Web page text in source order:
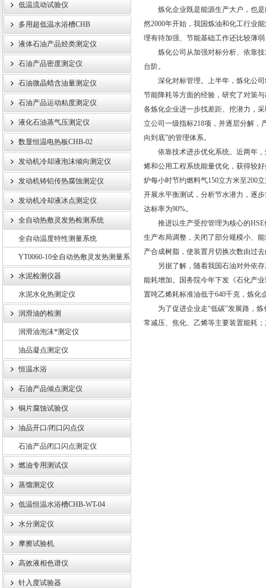
武汉伊特仪器有限公司
炼化企业既是能源生产大户，也是
然2000年开始，我国炼油和化工行业
理有待加强、节能基础工作还比较薄
炼化公司从加强对标分析、依靠技
台阶。
深化对标管理。上半年，炼化公司
节能降耗等方面的经验，研究了对策
各炼化企业进一步找差距、挖潜力，
立公司一级指标218项，并逐层分解，
向到底”的管理体系。
依靠技术进步优化系统。近两年，
烯和公用工程系统能量优化，获得较
炉每小时节约燃料气150立方米至200
开展水平衡测试，分析节水潜力，逐
达标率为90%。
推进以生产受控管理为核心的HSE
生产布局调整，关闭了部分规模小、
产合成树脂，使装置月切换次数由过
另据了解，随着我国石油对外依存
能耗增加。国务院今年下发《石化产
置吨乙烯耗标准油低于640千克，炼化
为了促进企业走“低碳”发展路，炼
常减压、焦化、乙烯等主要装置能耗
低温流动试验仪
多用超低温水浴槽CHB
液体石油产品烃类测定仪
石油产品密度测定仪
石油微晶蜡含油量测定仪
石油产品运动粘度测定仪
液化石油蒸气压测定仪
数显恒温电热板CHB-02
发动机冷却液泡沫倾向测定仪
发动机铸铝传热腐蚀测定仪
发动机冷却液冰点测定仪
全自动热敷灵发热检测系统
全自动温度特性测量系统
YT0060-10全自动热敷灵发热测量系
统
水泥检测仪器
水泥水化热测定仪
润滑油的检测
润滑油泡沫*测定仪
油品凝点测定仪
恒温水浴
石油产品倾点测定仪
铜片腐蚀试验仪
油品开口/闭口闪点仪
石油产品闭口闪点测定仪
燃油专用测试仪
蒸馏测定仪
低温恒温水浴槽CHB-WT-04
水分测定仪
摩擦试验机
高效液相色谱仪
针入度试验器